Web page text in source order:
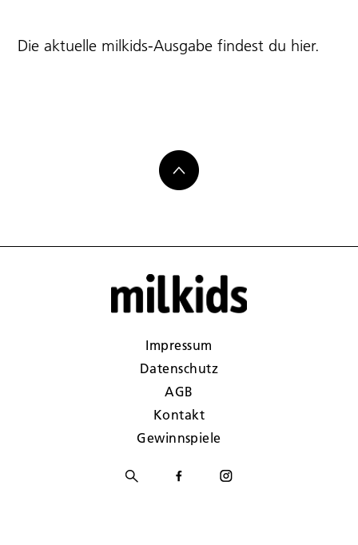
Die aktuelle milkids-Ausgabe findest du hier.
Impressum
Datenschutz
AGB
Kontakt
Gewinnspiele